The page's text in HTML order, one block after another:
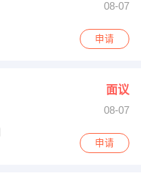
08-07
申请
面议
08-07
申请